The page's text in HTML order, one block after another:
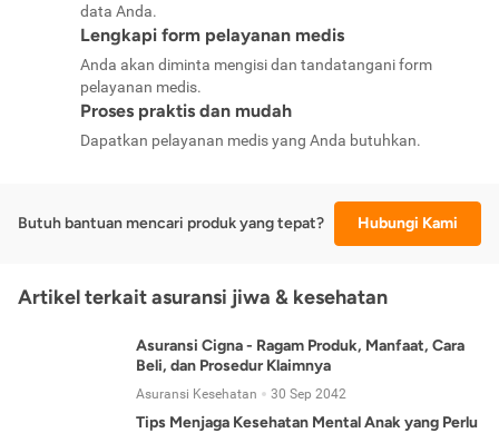
data Anda.
Lengkapi form pelayanan medis
Anda akan diminta mengisi dan tandatangani form
pelayanan medis.
Proses praktis dan mudah
Dapatkan pelayanan medis yang Anda butuhkan.
Butuh bantuan mencari produk yang tepat? Hubungi Kami
Artikel terkait asuransi jiwa & kesehatan
Asuransi Cigna - Ragam Produk, Manfaat, Cara
Beli, dan Prosedur Klaimnya
Asuransi Kesehatan 30 Sep 2042
Tips Menjaga Kesehatan Mental Anak yang Perlu